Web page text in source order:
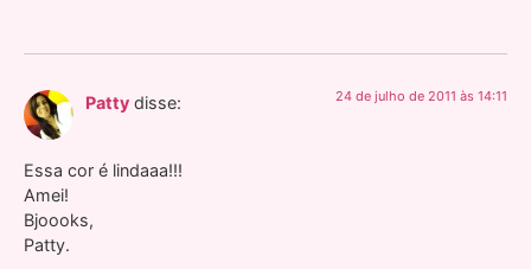
Patty disse: 24 de julho de 2011 às 14:11
Essa cor é lindaaa!!!
Amei!
Bjoooks,
Patty.